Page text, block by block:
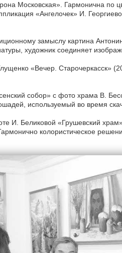
Московская». Гармонична по
«Ангелочек» И.
замыслу картина
художник соединяет
«Вечер. Старочеркасск»
собор» с фото храма В.
используемый во время
И. Беликовой «Грушевский
колористическое